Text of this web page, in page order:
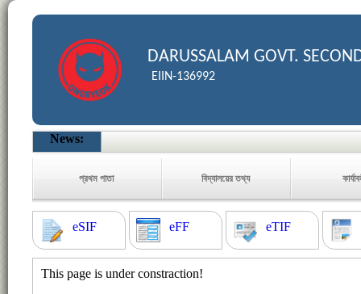
DARUSSALAM GOVT.
EIIN-136992
News:
প্রথম পাতা বিদ্যালয়ের তথ্য
eSIF eFF eTIF
This page is under constraction!